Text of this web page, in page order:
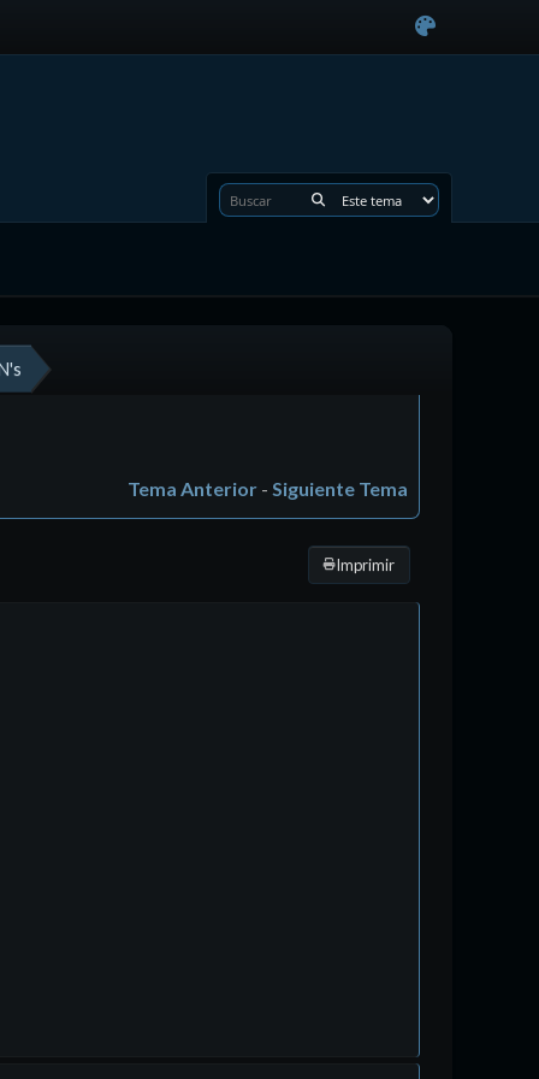
Tema Anterior - Siguiente Tema
Imprimir